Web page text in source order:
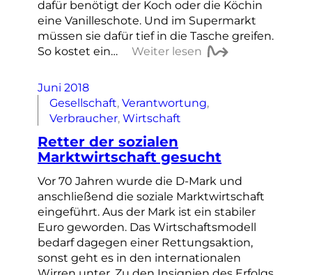
dafür benötigt der Koch oder die Köchin
eine Vanilleschote. Und im Supermarkt
müssen sie dafür tief in die Tasche greifen.
So kostet ein…
Weiter lesen
Juni 2018
Gesellschaft, Verantwortung
Verbraucher, Wirtschaft
Retter der sozialen
Marktwirtschaft gesucht
Vor 70 Jahren wurde die D-Mark und
anschließend die soziale Marktwirtschaft
eingeführt. Aus der Mark ist ein stabiler
Euro geworden. Das Wirtschaftsmodell
bedarf dagegen einer Rettungsaktion,
sonst geht es in den internationalen